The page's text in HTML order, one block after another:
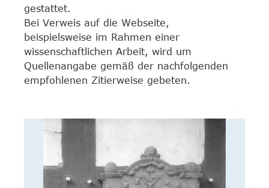
gestattet.
Bei Verweis auf die Webseite,
beispielsweise im Rahmen einer
wissenschaftlichen Arbeit, wird um
Quellenangabe gemäß der nachfolgenden
empfohlenen Zitierweise gebeten.